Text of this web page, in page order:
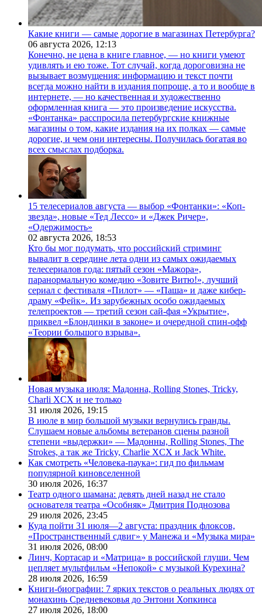
Какие книги — самые дорогие в магазинах Петербурга?
06 августа 2026, 12:13
Конечно, не цена в книге главное, — но книги умеют
удивлять и ею тоже. Тот случай, когда дороговизна не
вызывает возмущения: информацию и текст почти
всегда можно найти в издания попроще, а то и вообще в
интернете, — но качественная и художественно
оформленная книга — это произведение искусства.
«Фонтанка» расспросила петербургские книжные
магазины о том, какие издания на их полках — самые
дорогие, и чем они интересны. Получилась богатая во
всех смыслах подборка.
15 телесериалов августа — выбор «Фонтанки»: «Коп-
звезда», новые «Тед Лессо» и «Джек Ричер»,
«Одержимость»
02 августа 2026, 18:53
Кто бы мог подумать, что российский стриминг
вывалит в середине лета одни из самых ожидаемых
телесериалов года: пятый сезон «Мажора»,
паранормальную комедию «Зовите Витю!», лучший
сериал с фестиваля «Пилот» — «Паша» и даже кибер-
драму «Фейк». Из зарубежных особо ожидаемых
телепроектов — третий сезон сай-фая «Укрытие»,
приквел «Блондинки в законе» и очередной спин-офф
«Теории большого взрыва».
Новая музыка июля: Мадонна, Rolling Stones, Tricky,
Charli XCX и не только
31 июля 2026, 19:15
В июле в мир большой музыки вернулись гранды.
Слушаем новые альбомы ветеранов сцены разной
степени «выдержки» — Мадонны, Rolling Stones, The
Strokes, а так же Tricky, Charlie XCX и Jack White.
Как смотреть «Человека-паука»: гид по фильмам
популярной киновселенной
30 июля 2026, 16:37
Театр одного шамана: девять дней назад не стало
основателя театра «Особняк» Дмитрия Поднозова
29 июля 2026, 23:45
Куда пойти 31 июля—2 августа: праздник флоксов,
«Пространственный сдвиг» у Манежа и «Музыка мира»
31 июля 2026, 08:00
Линч, Кортасар и «Матрица» в российской глуши. Чем
цепляет мультфильм «Непокой» с музыкой Курехина?
28 июля 2026, 16:59
Книги-биографии: 7 ярких текстов о реальных людях от
монахинь Средневековья до Энтони Хопкинса
27 июля 2026, 18:00